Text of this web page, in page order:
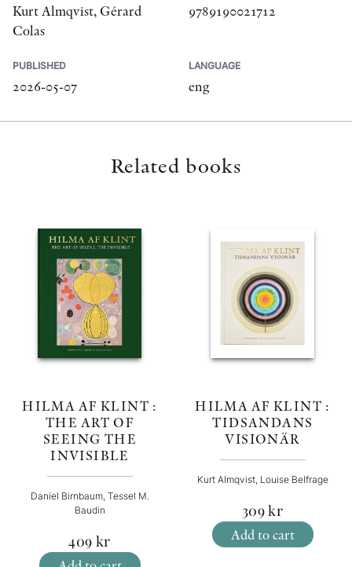
Kurt Almqvist, Gérard
Colas
9789190021712
PUBLISHED
2026-05-07
LANGUAGE
eng
Related books
HILMA AF KLINT :
THE ART OF
SEEING THE
INVISIBLE
Daniel Birnbaum, Tessel M.
Baudin
409 kr
HILMA AF KLINT :
TIDSANDANS
VISIONÄR
Kurt Almqvist, Louise Belfrage
309kr
Add to cart